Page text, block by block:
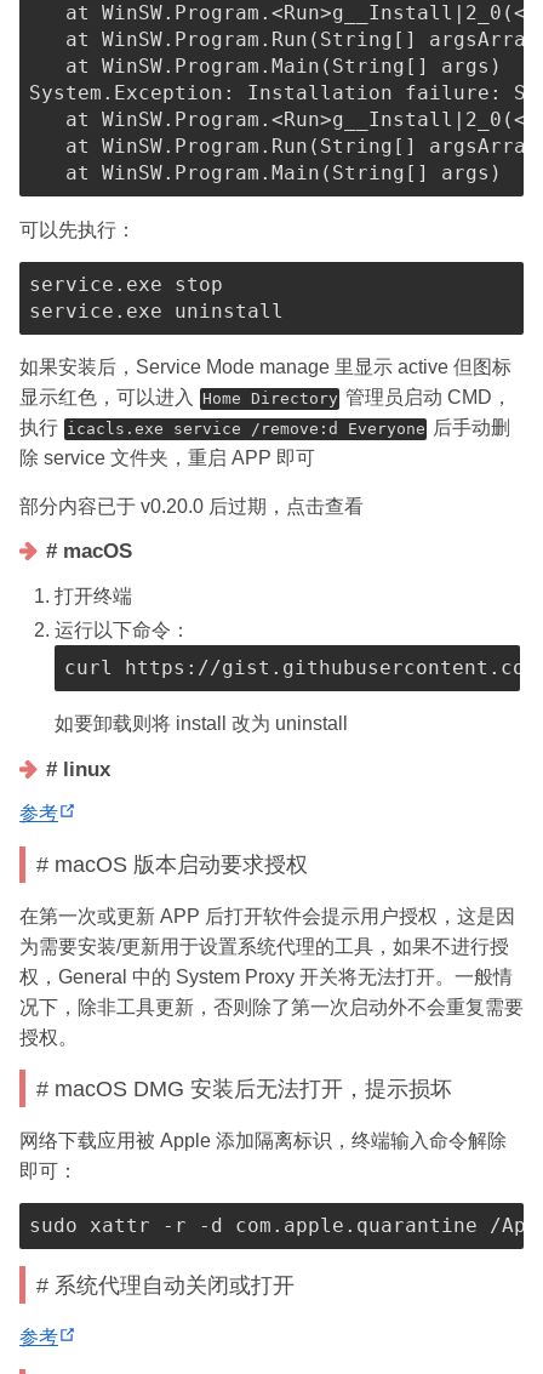
at
at WinSW.Program.Run(String[]
   at WinSW.Program.Main(String[] args)
System.Exception: Installation failure:
at
at WinSW.Program.Run(String[]
可以先执行：
service.exe stop
如果安装后，Service Mode manage 里显示 active 但图标
显示红色，可以进入
Home Directory 管理员启动 CMD，
执行 icacls.exe service /remove:d Everyone 后手动删
除 service 文件夹，重启 APP 即可
部分内容已于 v0.20.0 后过期，点击查看
# macOS
打开终端
运行以下命令：
curl https://gist.githubusercontent.com/
如要卸载则将 install 改为 uninstall
# linux
参考
p
n
n
w
n
o
w
# macOS 版本启动要求授权
在第一次或更新 APP 后打开软件会提示用户授权，这是因
为需要安装/更新用于设置系统代理的工具，如果不进行授
权，General 中的 System Proxy 开关将无法打开。一般情
况下，除非工具更新，否则除了第一次启动外不会重复需要
授权。
# macOS DMG 安装后无法打开，提示损坏
网络下载应用被 Apple 添加隔离标识，终端输入命令解除
即可：
# 系统代理自动关闭或打开
参考